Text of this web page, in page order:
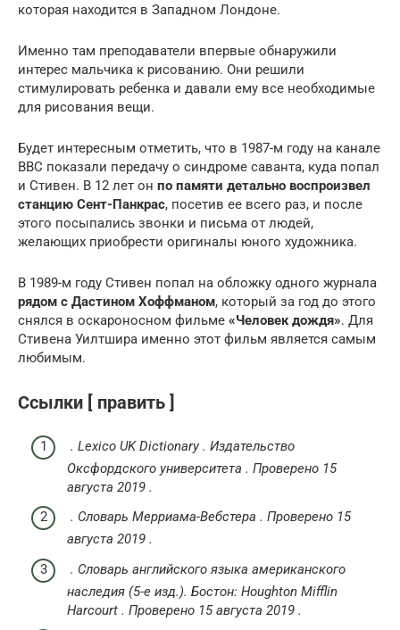
которая находится в Западном Лондоне.
Именно там преподаватели впервые обнаружили
интерес мальчика к рисованию. Они решили
стимулировать ребенка и давали ему все необходимые
для рисования вещи.
Будет интересным отметить, что в 1987-м году на канале
BBC показали передачу о синдроме саванта, куда попал
и Стивен. В 12 лет он по памяти детально воспроизвел
станцию Сент-Панкрас, посетив ее всего раз, и после
этого посыпались звонки и письма от людей,
желающих приобрести оригиналы юного художника.
В 1989-м году Стивен попал на обложку одного журнала
рядом с Дастином Хоффманом, который за год до этого
снялся в оскароносном фильме «Человек дождя». Для
Стивена Уилтшира именно этот фильм является самым
любимым.
Ссылки [ править ]
. Lexico UK Dictionary. Издательство
Оксфордского университета . Проверено 15
августа 2019 .
. Словарь Мерриама-Вебстера . Проверено 15
августа 2019 .
. Словарь английского языка американского
наследия (5-е изд.). Бостон: Houghton Mifflin
Harcourt . Проверено 15 августа 2019 .